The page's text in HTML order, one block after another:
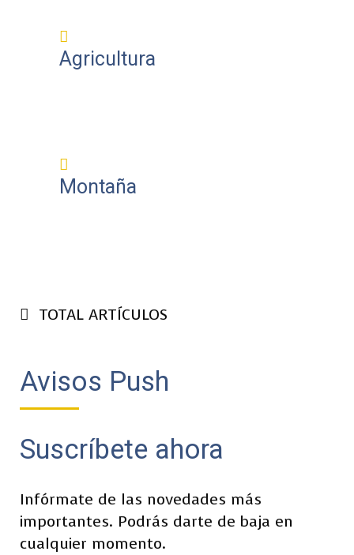
Agricultura
Montaña
TOTAL ARTÍCULOS
Avisos Push
Suscríbete ahora
Infórmate de las novedades más
importantes. Podrás darte de baja en
cualquier momento.